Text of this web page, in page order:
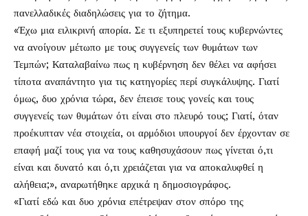
πανελλαδικές διαδηλώσεις για το ζήτημα.
«Έχω μια ειλικρινή απορία. Σε τι εξυπηρετεί τους κυβερνώντες
να ανοίγουν μέτωπο με τους συγγενείς των θυμάτων των
Τεμπών; Καταλαβαίνω πως η κυβέρνηση δεν θέλει να αφήσει
τίποτα αναπάντητο για τις κατηγορίες περί συγκάλυψης. Γιατί
όμως, δυο χρόνια τώρα, δεν έπεισε τους γονείς και τους
συγγενείς των θυμάτων ότι είναι στο πλευρό τους; Γιατί, όταν
προέκυπταν νέα στοιχεία, οι αρμόδιοι υπουργοί δεν έρχονταν σε
επαφή μαζί τους για να τους καθησυχάσουν πως γίνεται ό,τι
είναι και δυνατό και ό,τι χρειάζεται για να αποκαλυφθεί η
αλήθεια;», αναρωτήθηκε αρχικά η δημοσιογράφος.
«Γιατί εδώ και δυο χρόνια επέτρεψαν στον σπόρο της